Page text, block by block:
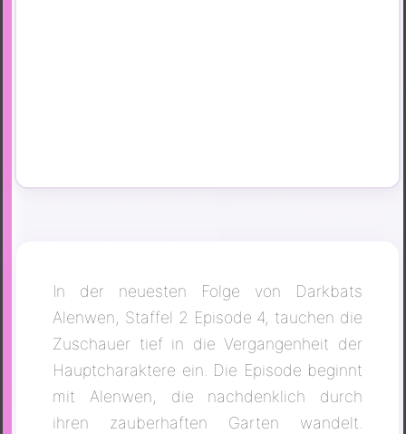
In der neuesten Folge von Darkbats
Alenwen, Staffel 2 Episode 4, tauchen die
Zuschauer tief in die Vergangenheit der
Hauptcharaktere ein. Die Episode beginnt
mit Alenwen, die nachdenklich durch
ihren zauberhaften Garten wandelt.